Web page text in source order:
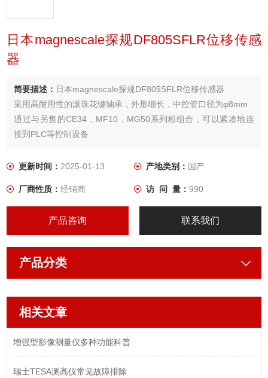
日本magnescale探规DF805SFLR位移传感
器
简要描述： 日本magnescale探规DF805SFLR位移传感器
采用高耐用性的滚珠花键轴承，外形细长，中控管口径为φ8mm
通过与另售的CE34，MF10，MG50系列相组合，可以紧凑地连
接到PLC等控制设备
更新时间：2025-01-13 产地类别： 国产
厂商性质：经销商 访 问 量： 990
产品咨询 联系我们
产品分类
相关文章
增强型影像测量仪多种功能科普
瑞士TESA测高仪常见故障排除